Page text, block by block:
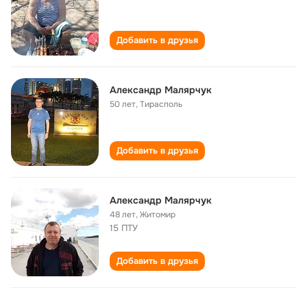
Добавить в друзья
Александр Малярчук
50 лет,Тирасполь
Добавить в друзья
Александр Малярчук
48 лет,Житомир
15 ПТУ
Добавить в друзья